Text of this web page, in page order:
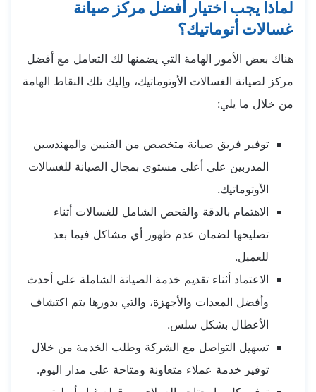
لماذا يجب اختيار أفضل مركز صيانة
غسالات أتوماتيك؟
هناك بعض الأمور الهامة التي يضمنها لك التعامل مع أفضل
مركز لصيانة الغسالات الأوتوماتيك، وإليك تلك النقاط الهامة
من خلال ما يلي:
توفير فريق صيانة متخصص من الفنيين والمهندسين
المدربين على أعلى مستوى بمجال الصيانة للغسالات
الأوتوماتيك.
الاهتمام بالدقة والفحص الشامل للغسالات أثناء
تصليحها لضمان عدم ظهور أي مشاكل فيما بعد
للعميل.
الاعتماد أثناء تقديم خدمة الصيانة الشاملة على أحدث
وأفضل المعدات والأجهزة، والتي بدورها يتم اكتشاف
الأعطال بشكل سلس.
تسهيل التواصل مع الشركة وطلب الخدمة من خلال
توفير خدمة عملاء متعاونة ومتاحة على مدار اليوم.